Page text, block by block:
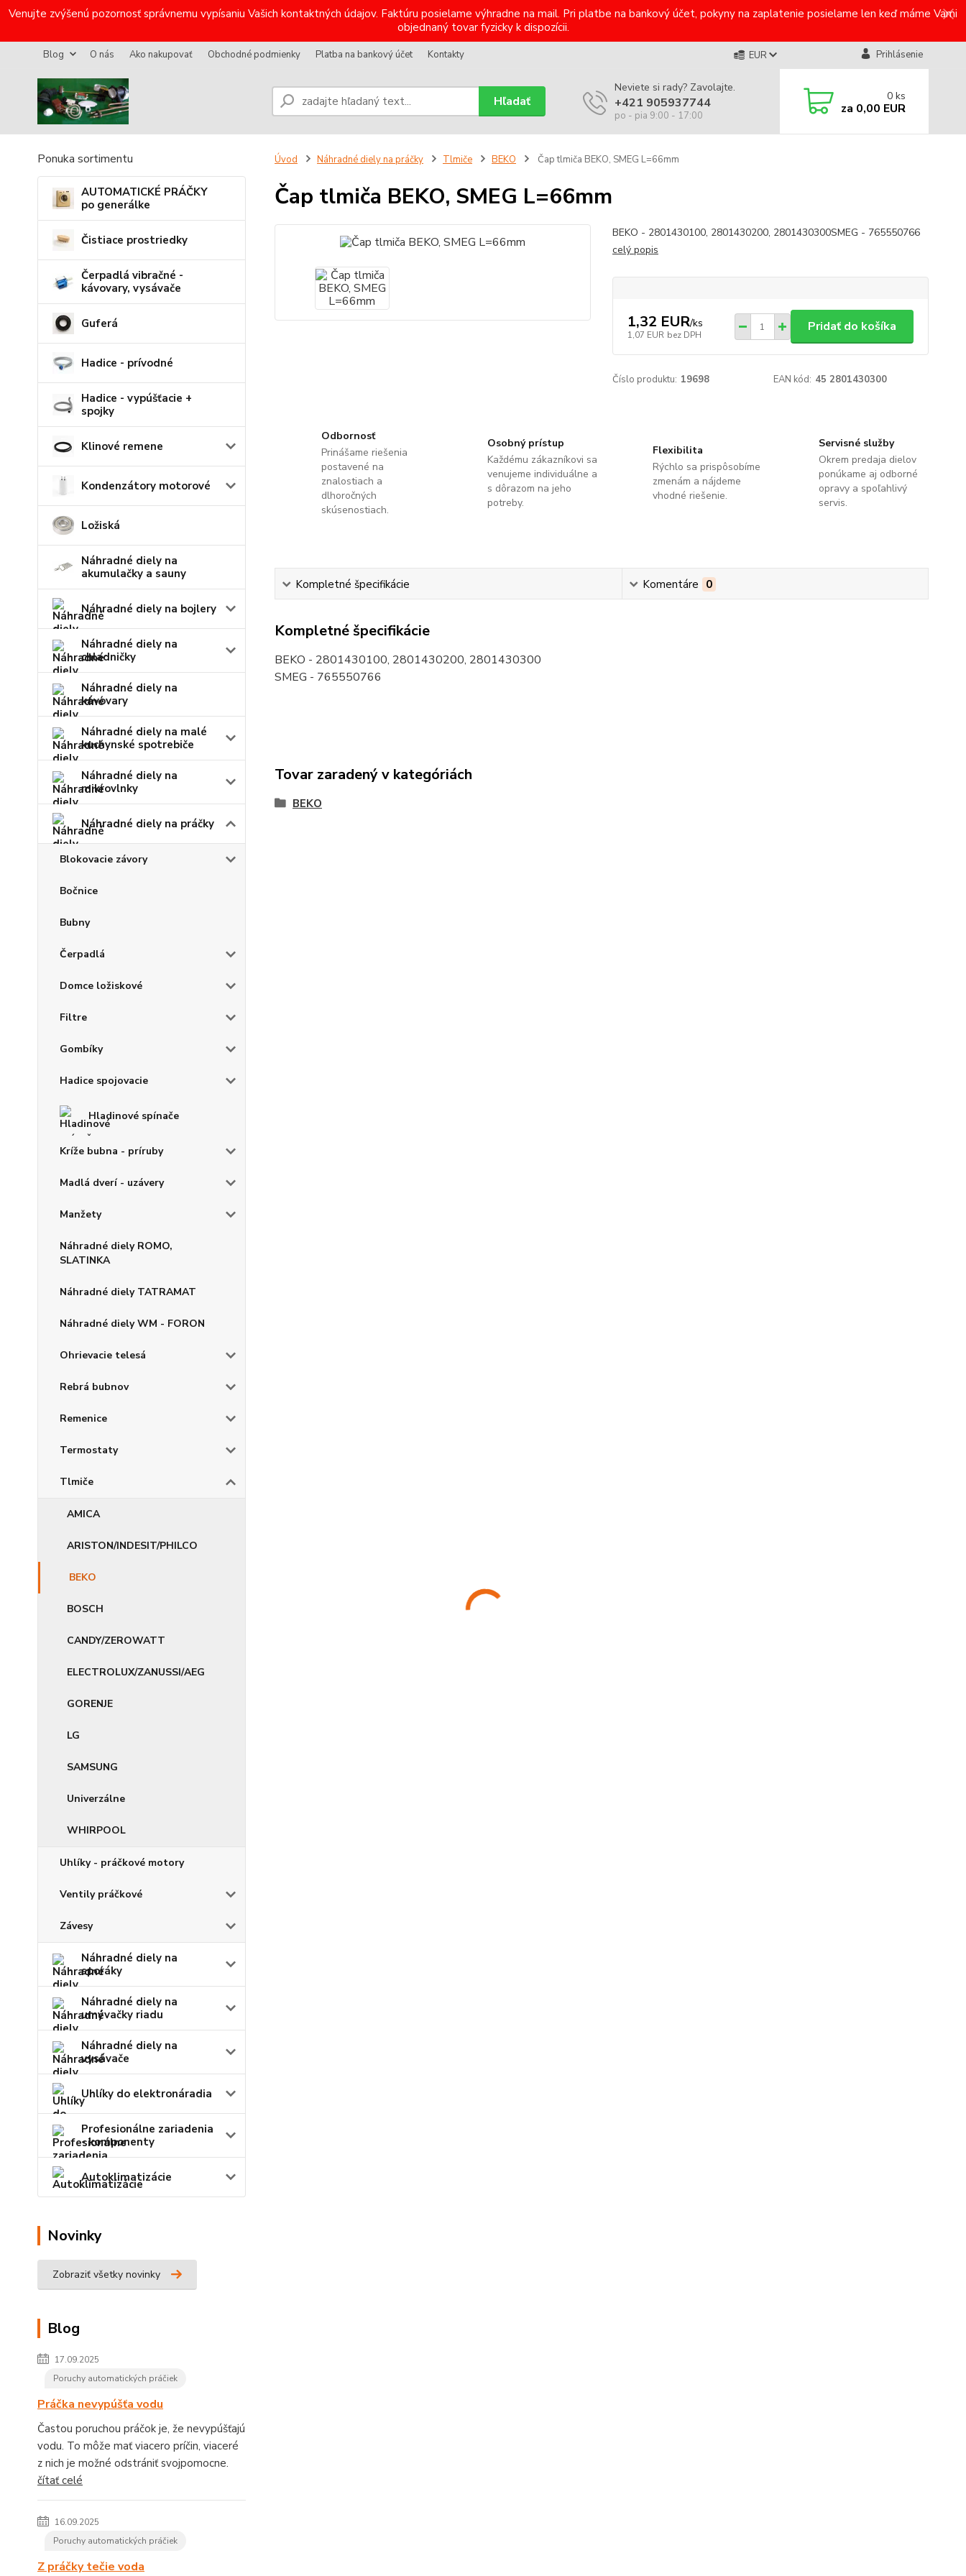
Venujte zvýšenú pozornosť správnemu vypísaniu Vašich kontaktných údajov. Faktúru posielame výhradne na mail. Pri platbe na bankový účet, pokyny na zaplatenie posielame len keď máme Vami
objednaný tovar fyzicky k dispozícii.
Blog O nás Ako nakupovať Obchodné podmienky Platba na bankový účet Kontakty EUR Prihlásenie
Hľadať
Neviete si rady? Zavolajte.
+421 905937744
po - pia 9:00 - 17:00
0 ks
za 0,00 EUR
Ponuka sortimentu
AUTOMATICKÉ PRÁČKY
po generálke
Čistiace prostriedky
Čerpadlá vibračné -
kávovary, vysávače
Guferá
Hadice - prívodné
Hadice - vypúšťacie +
spojky
Klinové remene
Kondenzátory motorové
Ložiská
Náhradné diely na
akumulačky a sauny
Náhradné diely na bojlery
Náhradné diely na
chladničky
Náhradné diely na
kávovary
Náhradné diely na malé
kuchynské spotrebiče
Náhradné diely na
mikrovlnky
Náhradné diely na práčky
Blokovacie závory
Bočnice
Bubny
Čerpadlá
Domce ložiskové
Filtre
Gombíky
Hadice spojovacie
Hladinové spínače
Kríže bubna - príruby
Madlá dverí - uzávery
Manžety
Náhradné diely ROMO,
SLATINKA
Náhradné diely TATRAMAT
Náhradné diely WM - FORON
Ohrievacie telesá
Rebrá bubnov
Remenice
Termostaty
Tlmiče
AMICA
ARISTON/INDESIT/PHILCO
BEKO
BOSCH
CANDY/ZEROWATT
ELECTROLUX/ZANUSSI/AEG
GORENJE
LG
SAMSUNG
Univerzálne
WHIRPOOL
Uhlíky - práčkové motory
Ventily práčkové
Závesy
Náhradné diely na
sporáky
Náhradné diely na
umývačky riadu
Náhradné diely na
vysávače
Uhlíky do elektronáradia
Profesionálne zariadenia
- komponenty
Autoklimatizácie
Novinky
Zobraziť všetky novinky
Blog
17.09.2025
Poruchy automatických práčiek
Práčka nevypúšťa vodu
Častou poruchou práčok je, že nevypúšťajú
vodu. To môže mať viacero príčin, viaceré
z nich je možné odstrániť svojpomocne.
čítať celé
16.09.2025
Poruchy automatických práčiek
Z práčky tečie voda
Úvod Náhradné diely na práčky Tlmiče BEKO Čap tlmiča BEKO, SMEG L=66mm
Čap tlmiča BEKO, SMEG L=66mm
BEKO - 2801430100, 2801430200, 2801430300SMEG - 765550766
celý popis
1,32 EUR/ks
1,07 EUR bez DPH
Pridať do košíka
Číslo produktu: 19698 EAN kód: 45 2801430300
Odbornosť
Prinášame riešenia
postavené na
znalostiach a
dlhoročných
skúsenostiach.
Osobný prístup
Každému zákazníkovi sa
venujeme individuálne a
s dôrazom na jeho
potreby.
Flexibilita
Rýchlo sa prispôsobíme
zmenám a nájdeme
vhodné riešenie.
Servisné služby
Okrem predaja dielov
ponúkame aj odborné
opravy a spoľahlivý
servis.
Kompletné špecifikácie Komentáre 0
Kompletné špecifikácie
BEKO - 2801430100, 2801430200, 2801430300
SMEG - 765550766
Tovar zaradený v kategóriách
BEKO